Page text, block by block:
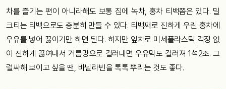
차를 즐기는 편이 아니라해도 보통 집에 녹차, 홍차 티백쯤은 있다. 밀
크티는 티백으로도 충분히 만들 수 있다. 티백째로 진하게 우린 홍차에
우유를 넣어 끓이기만 하면 된다. 하지만 잎차로 미세플라스틱 걱정 없
이 진하게 끓여내서 거름망으로 걸러내면 우유막도 걸러져 1석2조. 그
럴싸해 보이고 싶을 땐, 바닐라빈을 톡톡 뿌리는 것도 좋다.